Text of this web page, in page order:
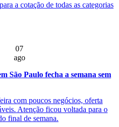
a cotação de todas as categorias
07
ago
São Paulo fecha a semana sem
com poucos negócios, oferta
Atenção ficou voltada para o
final de semana.